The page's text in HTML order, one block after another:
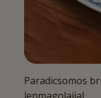
Paradicsomos